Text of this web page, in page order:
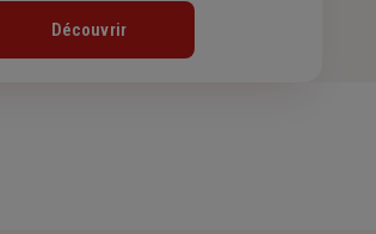
Découvrir